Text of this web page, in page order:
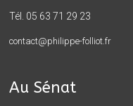
Tél. 05 63 71 29 23
contact@philippe-folliot.fr
Au Sénat